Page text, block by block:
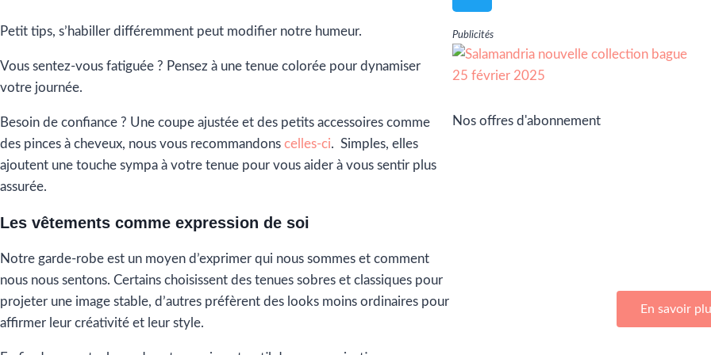
Petit tips, s’habiller différemment peut modifier notre humeur.
Vous sentez-vous fatiguée ? Pensez à une tenue colorée pour dynamiser
votre journée.
Besoin de confiance ? Une coupe ajustée et des petits accessoires comme
des pinces à cheveux, nous vous recommandons celles-ci. Simples, elles
ajoutent une touche sympa à votre tenue pour vous aider à vous sentir plus
assurée.
Les vêtements comme expression de soi
Notre garde-robe est un moyen d’exprimer qui nous sommes et comment
nous nous sentons. Certains choisissent des tenues sobres et classiques pour
projeter une image stable, d’autres préfèrent des looks moins ordinaires pour
affirmer leur créativité et leur style.
Publicités
Nos offres d'abonnement
En savoir